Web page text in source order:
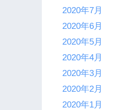
2020年7月
2020年6月
2020年5月
2020年4月
2020年3月
2020年2月
2020年1月